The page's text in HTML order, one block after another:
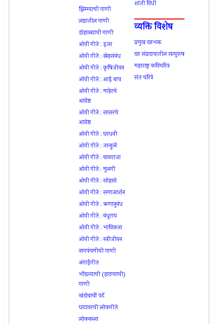
झिम्म्याची गाणी
लग्नातील गाणी
डोहाळ्याची गाणी
ओवी गीते : इतर
ओवी गीते : स्नेहसंबंध
ओवी गीते : कृषिजीवन
ओवी गीते : आई बाप
ओवी गीते : माहेरचे
आप्तेष्ट
ओवी गीते : सासरचे
आप्तेष्ट
ओवी गीते : घरधनी
ओवी गीते : तान्हुलें
ओवी गीते : बाळराजा
ओवी गीते : मुलगी
ओवी गीते : सोहाळे
ओवी गीते : समाजदर्शन
ओवी गीते : ऋणानुबंध
ओवी गीते : बंधुराय
ओवी गीते : भाविकता
ओवी गीते : स्त्रीजीवन
नागपंचमीची गाणी
अंगाईगीत
भोंडल्याची (हादग्याची)
गाणी
खंडोबाचीं पदें
घाटावरची लोकगीते
लोककला
शांती विधी
व्यक्ति विशेष
प्रमुख दत्तभक्त
दत्त संप्रदायातील सत्पुरूष
महाराष्ट्र कविचरित्र
संत चरित्रे